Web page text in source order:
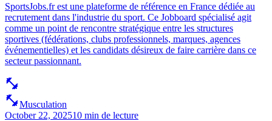
SportsJobs.fr est une plateforme de référence en France dédiée au
recrutement dans l'industrie du sport. Ce Jobboard spécialisé agit
comme un point de rencontre stratégique entre les structures
sportives (fédérations, clubs professionnels, marques, agences
événementielles) et les candidats désireux de faire carrière dans ce
secteur passionnant.
fitness_center
fitness_centerMusculation
October 22, 202510 min de lecture